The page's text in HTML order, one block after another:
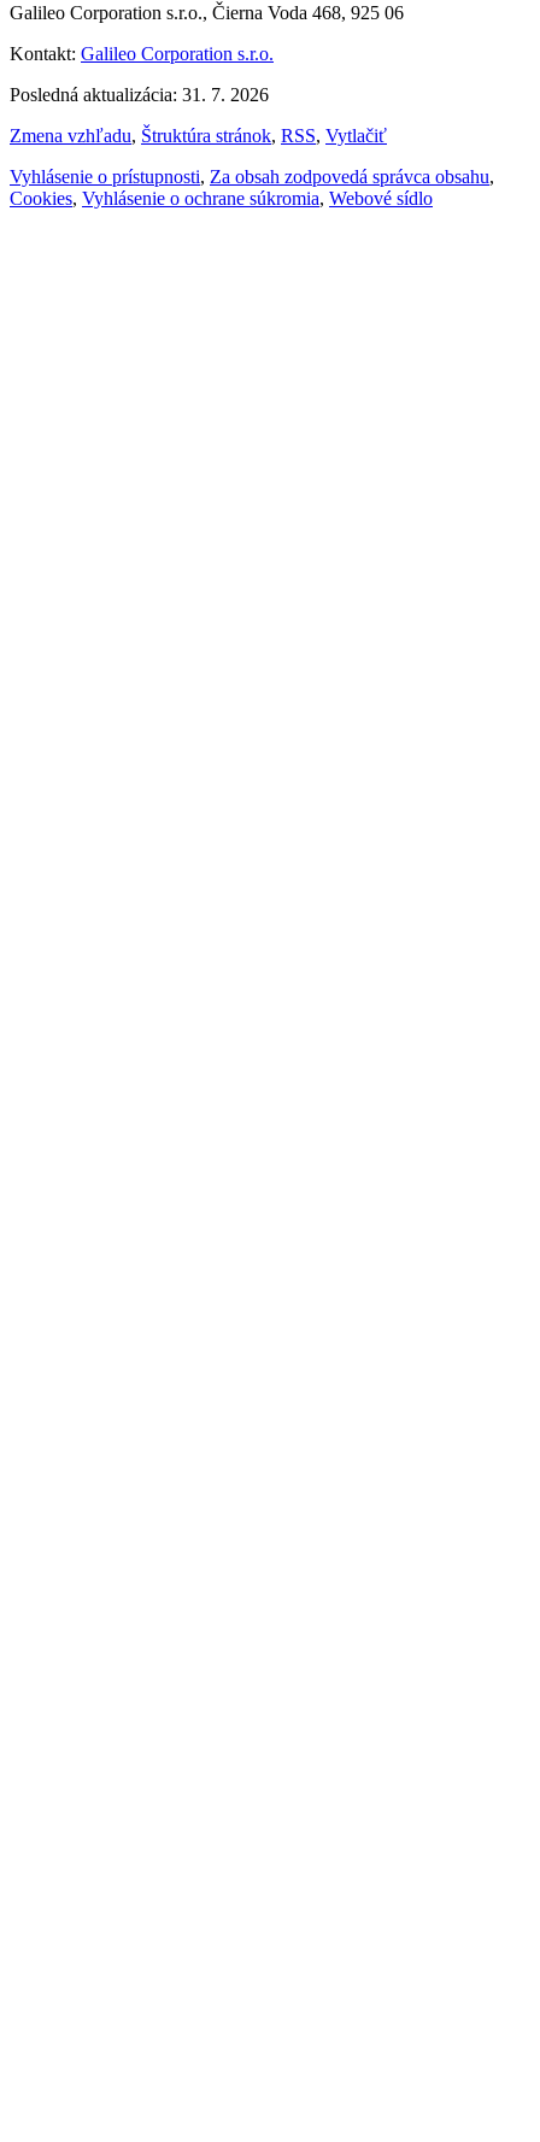
Galileo Corporation s.r.o., Čierna Voda 468, 925 06
Kontakt: Galileo Corporation s.r.o.
Posledná aktualizácia: 31. 7. 2026
Zmena vzhľadu, Štruktúra stránok, RSS, Vytlačiť
Vyhlásenie o prístupnosti, Za obsah zodpovedá správca obsahu,
Cookies, Vyhlásenie o ochrane súkromia, Webové sídlo